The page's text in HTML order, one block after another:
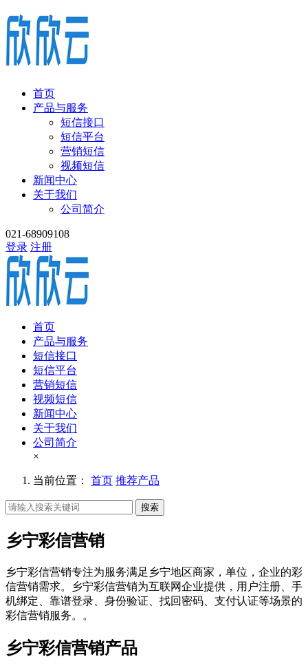
首页
产品与服务
短信接口
短信平台
营销短信
视频短信
新闻中心
关于我们
公司简介
021-68909108
登录 注册
首页
产品与服务
短信接口
短信平台
营销短信
视频短信
新闻中心
关于我们
公司简介
×
当前位置： 首页 推荐产品
搜索
乡宁彩信营销
乡宁彩信营销专注为服务满足乡宁地区商家，单位，企业的彩
信营销需求。乡宁彩信营销为互联网企业提供，用户注册、手
机绑定、靠谱登录、身份验证、找回密码、支付认证等场景的
彩信营销服务。。
乡宁彩信营销产品